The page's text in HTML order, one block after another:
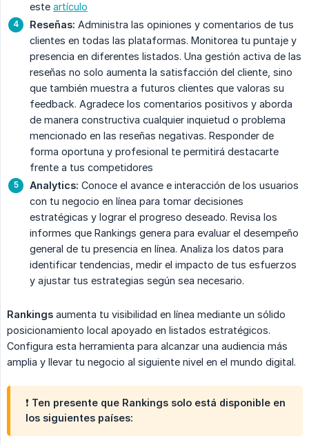
este artículo
Reseñas: Administra las opiniones y comentarios de tus
clientes en todas las plataformas. Monitorea tu puntaje y
presencia en diferentes listados. Una gestión activa de las
reseñas no solo aumenta la satisfacción del cliente, sino
que también muestra a futuros clientes que valoras su
feedback. Agradece los comentarios positivos y aborda
de manera constructiva cualquier inquietud o problema
mencionado en las reseñas negativas. Responder de
forma oportuna y profesional te permitirá destacarte
frente a tus competidores
Analytics: Conoce el avance e interacción de los usuarios
con tu negocio en línea para tomar decisiones
estratégicas y lograr el progreso deseado. Revisa los
informes que Rankings genera para evaluar el desempeño
general de tu presencia en línea. Analiza los datos para
identificar tendencias, medir el impacto de tus esfuerzos
y ajustar tus estrategias según sea necesario.
Rankings aumenta tu visibilidad en línea mediante un sólido
posicionamiento local apoyado en listados estratégicos.
Configura esta herramienta para alcanzar una audiencia más
amplia y llevar tu negocio al siguiente nivel en el mundo digital.
❗ Ten presente que Rankings solo está disponible en
los siguientes países: